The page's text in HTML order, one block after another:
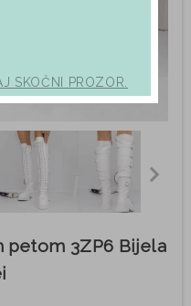
petom 3ZP6 Bijela
SKOČNI PROZOR.